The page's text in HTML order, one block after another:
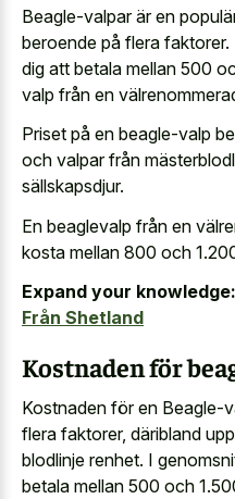
Beagle-valpar är en
beroende på flera
dig att betala mellan 500
valp från en
Priset på en beagle-valp
och valpar från
sällskapsdjur.
En beaglevalp från en
kosta mellan 800 och
Expand your knowledge:
Från Shetland
Kostnaden för
Kostnaden för en Beagle-
flera faktorer, däribland
blodlinje renhet. I
betala mellan 500 och